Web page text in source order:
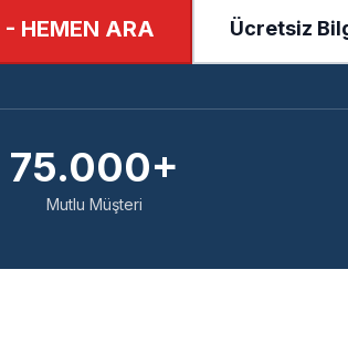
- HEMEN ARA Ücretsiz
75.000+
Mutlu Müşteri